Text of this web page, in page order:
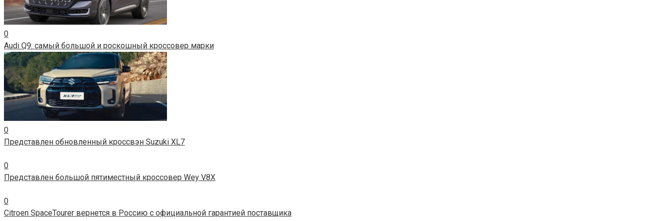
0
Audi Q9: самый большой и роскошный кроссовер марки
0
Представлен обновленный кроссвэн Suzuki XL7
0
Представлен большой пятиместный кроссовер Wey V8X
0
Citroen SpaceTourer вернется в Россию с официальной гарантией поставщика